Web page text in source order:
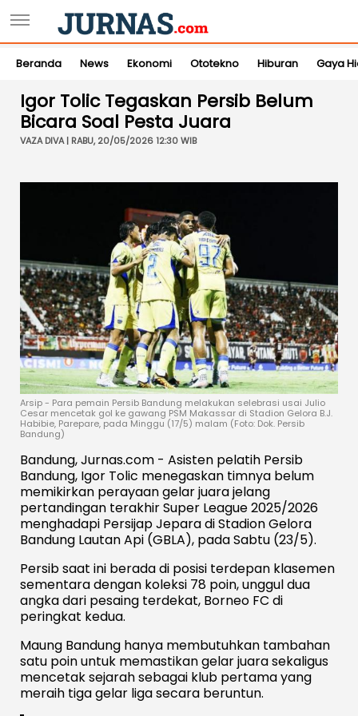
Beranda News Ekonomi Ototekno Hiburan Gaya
Igor Tolic Tegaskan Persib Belum
Bicara Soal Pesta Juara
VAZA DIVA | RABU, 20/05/2026 12:30 WIB
Arsip - Para pemain Persib Bandung melakukan selebrasi usai Julio
Cesar mencetak gol ke gawang PSM Makassar di Stadion Gelora B.J.
Habibie, Parepare, pada Minggu (17/5) malam (Foto: Dok. Persib
Bandung)
Bandung, Jurnas.com - Asisten pelatih Persib
Bandung, Igor Tolic menegaskan timnya belum
memikirkan perayaan gelar juara jelang
pertandingan terakhir Super League 2025/2026
menghadapi Persijap Jepara di Stadion Gelora
Bandung Lautan Api (GBLA), pada Sabtu (23/5).
Persib saat ini berada di posisi terdepan klasemen
sementara dengan koleksi 78 poin, unggul dua
angka dari pesaing terdekat, Borneo FC di
peringkat kedua.
Maung Bandung hanya membutuhkan tambahan
satu poin untuk memastikan gelar juara sekaligus
mencetak sejarah sebagai klub pertama yang
meraih tiga gelar liga secara beruntun.